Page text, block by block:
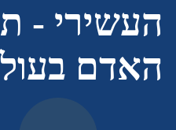
העשירי -
האדם